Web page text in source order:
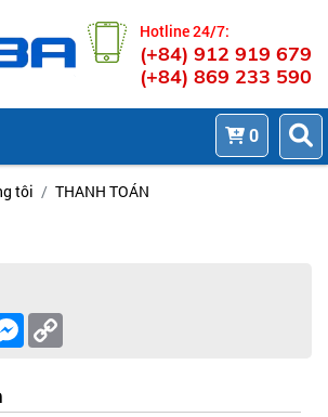
Hotline 24/7:
(+84) 912 919 679
(+84) 869 233 590
0
tôi THANH TOÁN
Messenger